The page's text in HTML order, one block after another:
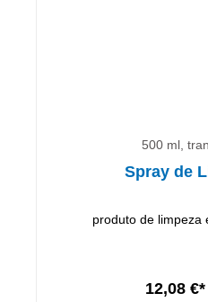
500 ml,
Spray de
produto de limpeza
12,08 €*